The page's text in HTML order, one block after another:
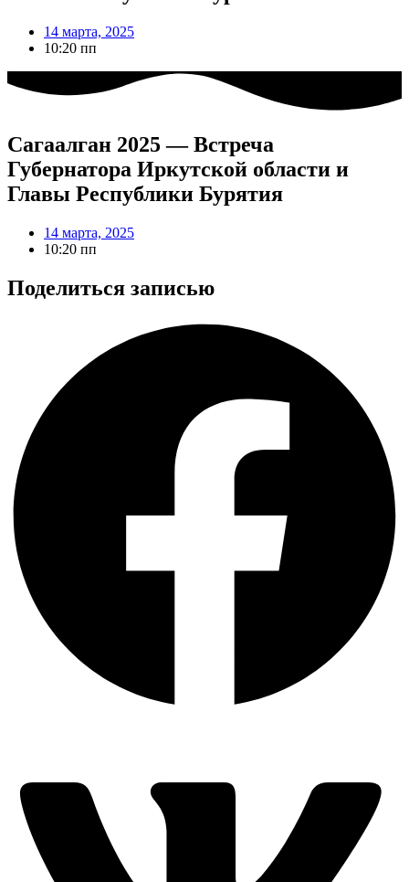
14 марта, 2025
10:20 пп
Сагаалган 2025 — Встреча
Губернатора Иркутской области и
Главы Республики Бурятия
14 марта, 2025
10:20 пп
Поделиться записью